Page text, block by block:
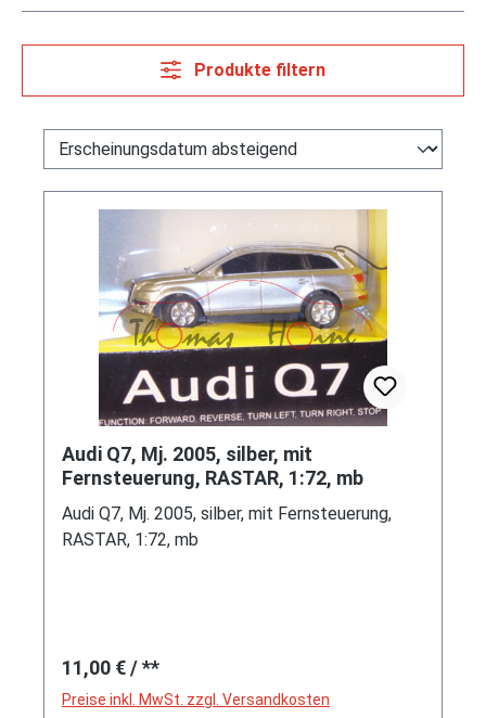
Produkte filtern
Audi Q7, Mj. 2005, silber, mit
Fernsteuerung, RASTAR, 1:72, mb
Audi Q7, Mj. 2005, silber, mit Fernsteuerung,
RASTAR, 1:72, mb
Regulärer Preis:
11,00 €/ **
Preise inkl. MwSt. zzgl. Versandkosten